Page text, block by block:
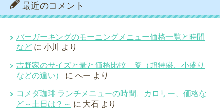
最近のコメント
バーガーキングのモーニングメニュー価格一覧と時間
など に 小川 より
吉野家のサイズと量と価格比較一覧（超特盛、小盛り
などの違い）
に へー より
コメダ珈琲 ランチメニューの時間、カロリー、価格な
ど～土日は？～ に 大石 より